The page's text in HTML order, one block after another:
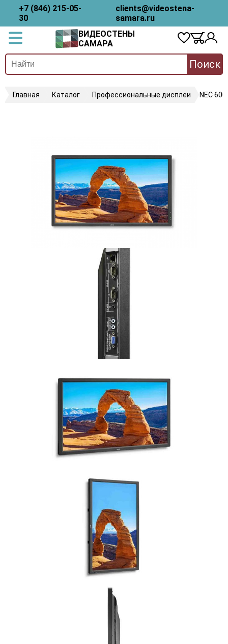
+7 (846) 215-05-
30
clients@videostena-
samara.ru
ВИДЕОСТЕНЫ
САМАРА
Поиск
Главная Каталог Профессиональные дисплеи NEC